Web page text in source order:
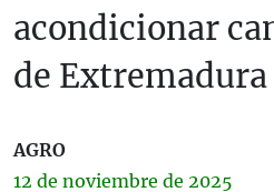
acondicionar
de Extremadura
AGRO
12 de noviembre de 2025